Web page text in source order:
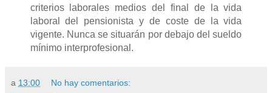
criterios laborales medios del final de la vida
laboral del pensionista y de coste de la vida
vigente. Nunca se situarán por debajo del sueldo
mínimo interprofesional.
a 13:00 No hay comentarios: